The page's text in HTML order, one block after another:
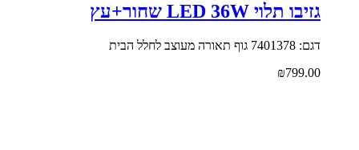
גזיבו תלוי LED 36W שחור+עץ
דגם: 7401378 גוף תאורה מעוצב לחלל הבית
₪799.00